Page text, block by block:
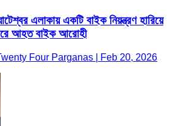
এলাকায় একটি বাইক নিয়ন্ত্রণ হারিয়ে
আহত বাইক আরোহী
Four Parganas | Feb 20, 2026